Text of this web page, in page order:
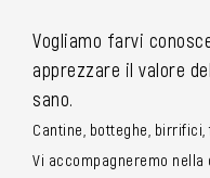
Vogliamo farvi
apprezzare il valore
sano.
Cantine, botteghe,
Vi accompagneremo